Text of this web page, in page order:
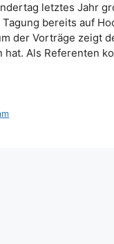
letztes Jahr
bereits auf
der Vorträge zeigt
hat. Als Referenten